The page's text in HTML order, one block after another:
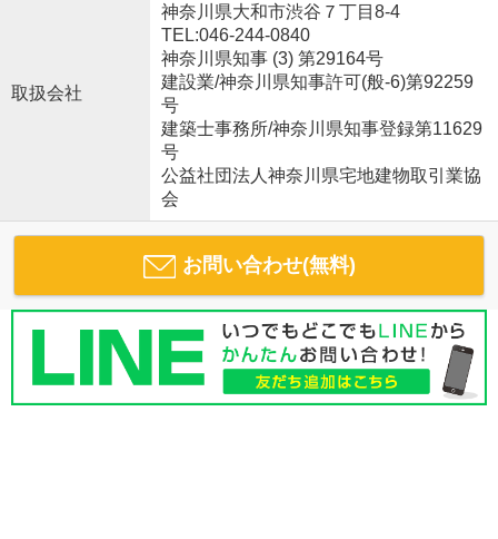
取扱会社
神奈川県大和市渋谷７丁目8-4
TEL:046-244-0840
神奈川県知事 (3) 第29164号
建設業/神奈川県知事許可(般-6)第92259
号
建築士事務所/神奈川県知事登録第11629
号
公益社団法人神奈川県宅地建物取引業協
会
お問い合わせ(無料)